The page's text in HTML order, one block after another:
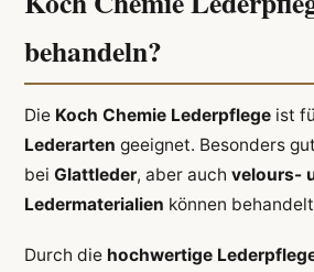
behandeln?
Die Koch Chemie Lederpflegeist
Lederarten geeignet. Besonders
bei Glattleder, aber auch velours-
Ledermaterialien können
Durch die hochwertige